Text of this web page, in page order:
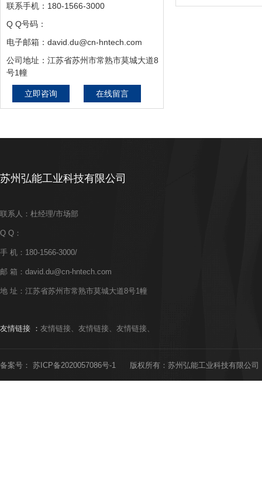
联系手机：180-1566-3000
Q Q号码：
电子邮箱：david.du@cn-hntech.com
公司地址：江苏省苏州市常熟市莫城大道8
号1幢
立即咨询 在线留言
苏州弘能工业科技有限公司
联系人：杜经理/市场部
Q Q：
手 机：180-1566-3000/
邮 箱：david.du@cn-hntech.com
地 址：江苏省苏州市常熟市莫城大道8号1幢
友情链接 ： 友情链接、 友情链接、 友情链接、
备案号： 苏ICP备2020057086号-1 版权所有：苏州弘能工业科技有限公司